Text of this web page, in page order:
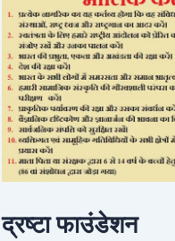
द्रष्टा फाउंडेशन